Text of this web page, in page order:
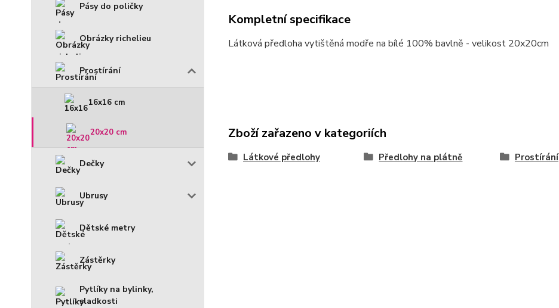
Pásy do poličky
Obrázky richelieu
Prostírání
16x16 cm
20x20 cm
Dečky
Ubrusy
Dětské metry
Zástěrky
Pytlíky na bylinky,
sladkosti
Kompletní specifikace
Látková předloha vytištěná modře na bílé 100% bavlně - velikost 20x20cm
Zboží zařazeno v kategoriích
Látkové předlohy Předlohy na plátně Prostírání